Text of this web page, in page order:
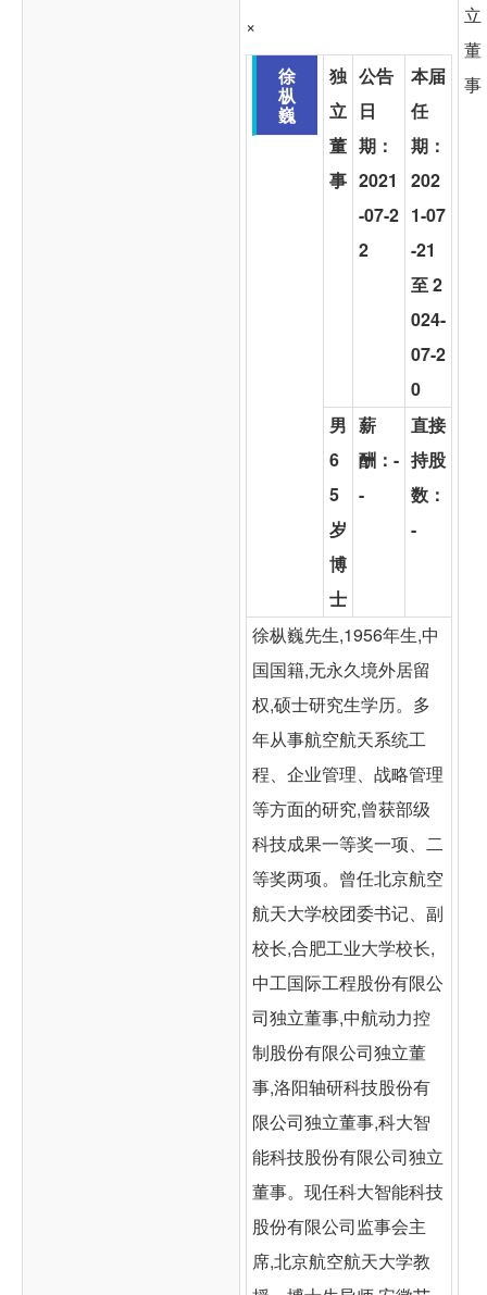
×
徐
枞
巍
独
立
董
事
公告
日
期：
2021
-07-2
2
本届
任
期：
202
1-07
-21
至 2
024-
07-2
0
男
6
5
岁
博
士
薪
酬： -
-
直接
持股
数：
-
徐枞巍先生,1956年生,中
国国籍,无永久境外居留
权,硕士研究生学历。多
年从事航空航天系统工
程、企业管理、战略管理
等方面的研究,曾获部级
科技成果一等奖一项、二
等奖两项。曾任北京航空
航天大学校团委书记、副
校长,合肥工业大学校长,
中工国际工程股份有限公
司独立董事,中航动力控
制股份有限公司独立董
事,洛阳轴研科技股份有
限公司独立董事,科大智
能科技股份有限公司独立
董事。现任科大智能科技
股份有限公司监事会主
席,北京航空航天大学教
立
董
事